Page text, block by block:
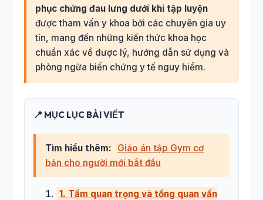
phục chứng đau lưng dưới khi tập luyện
được tham vấn y khoa bởi các chuyên gia uy
tín, mang đến những kiến thức khoa học
chuẩn xác về dược lý, hướng dẫn sử dụng và
phòng ngừa biến chứng y tế nguy hiểm.
📍 MỤC LỤC BÀI VIẾT
Tìm hiểu thêm:
Giáo án tập Gym cơ
bản cho người mới bắt đầu
1. Tầm quan trọng và tổng quan vấn